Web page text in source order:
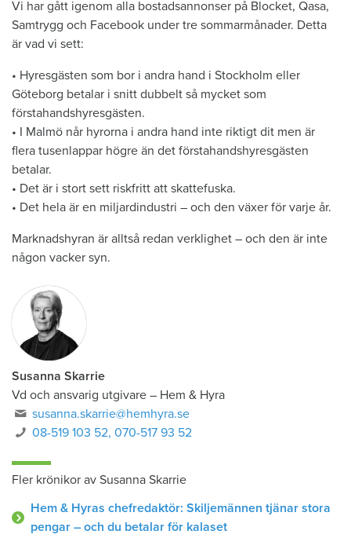
Vi har gått igenom alla bostadsannonser på Blocket, Qasa,
Samtrygg och Facebook under tre sommarmånader. Detta
är vad vi sett:
• Hyresgästen som bor i andra hand i Stockholm eller
Göteborg betalar i snitt dubbelt så mycket som
förstahandshyresgästen.
• I Malmö når hyrorna i andra hand inte riktigt dit men är
flera ­tusenlappar högre än det förstahandshyresgästen
betalar.
• Det är i stort sett riskfritt att skattefuska.
• Det hela är en miljardindustri – och den växer för varje år.
Marknadshyran är alltså redan verklighet – och den är inte
någon vacker syn.
Susanna Skarrie
Vd och ansvarig utgivare – Hem & Hyra
susanna.skarrie@hemhyra.se
08-519 103 52, 070-517 93 52
Fler krönikor av Susanna Skarrie
Hem & Hyras chefredaktör: Skiljemännen tjänar stora
pengar – och du betalar för kalaset